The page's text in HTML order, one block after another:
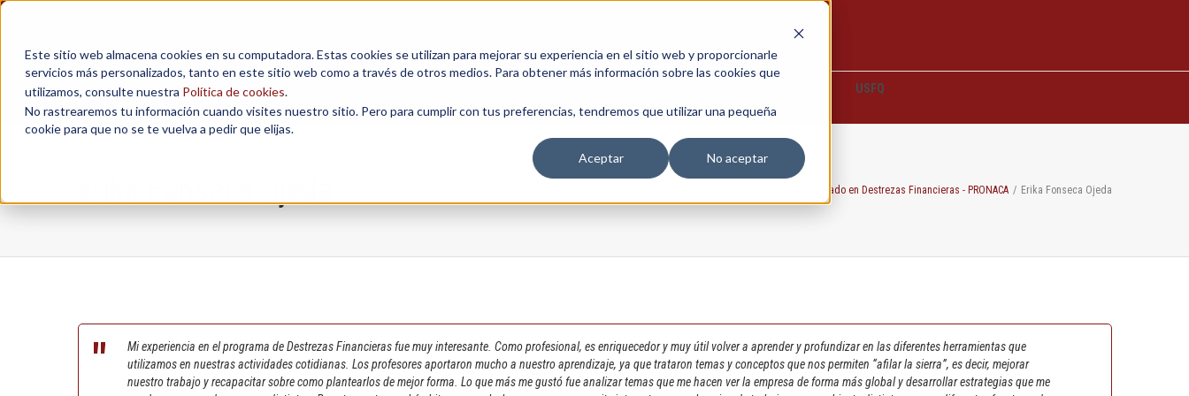
Este sitio web almacena cookies en su computadora. Estas cookies se utilizan para mejorar su experiencia en el sitio web y proporcionarle
servicios más personalizados, tanto en este sitio web como a través de otros medios. Para obtener más información sobre las cookies que
utilizamos, consulte nuestra Política de cookies.
No rastrearemos tu información cuando visites nuestro sitio. Pero para cumplir con tus preferencias, tendremos que utilizar una pequeña
cookie para que no se te vuelva a pedir que elijas.
Aceptar
No aceptar
USFQ
Certificado en Destrezas Financieras - PRONACA / Erika Fonseca Ojeda
Mi experiencia en el programa de Destrezas Financieras fue muy interesante. Como profesional, es enriquecedor y muy útil volver a aprender y profundizar en las diferentes herramientas que
utilizamos en nuestras actividades cotidianas. Los profesores aportaron mucho a nuestro aprendizaje, ya que trataron temas y conceptos que nos permiten “afilar la sierra”, es decir, mejorar
nuestro trabajo y recapacitar sobre como plantearlos de mejor forma. Lo que más me gustó fue analizar temas que me hacen ver la empresa de forma más global y desarrollar estrategias que me